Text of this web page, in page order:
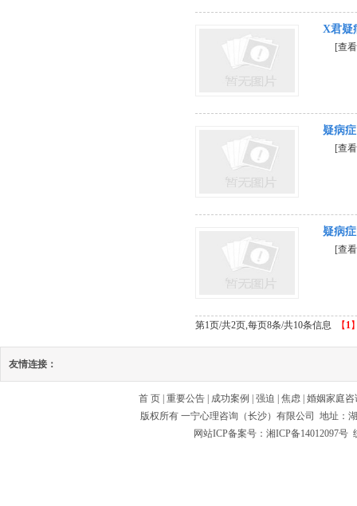
X君疑
[查
疑病
[查
疑病
[查
第1页/共2页,每页8条/共10条信息 【 1
友情连接：
首 页| 重要公告| 成功案例 强迫 焦虑| 婚姻家庭咨
版权所有 一宁心理咨询（长沙）有限公司 地址：
网站ICP备案号：湘ICP备14012097号